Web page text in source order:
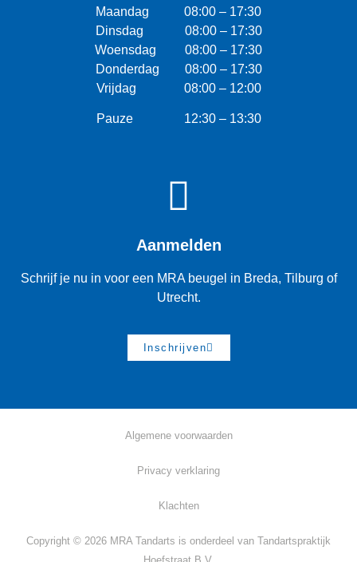
Maandag 08:00 – 17:30
Dinsdag 08:00 – 17:30
Woensdag 08:00 – 17:30
Donderdag 08:00 – 17:30
Vrijdag 08:00 – 12:00
Pauze 12:30 – 13:30
Aanmelden
Schrijf je nu in voor een MRA beugel in Breda, Tilburg of
Utrecht.
Inschrijven
Copyright © 2026 MRA Tandarts is onderdeel van Tandartspraktijk
Klachten
Privacy verklaring
Algemene voorwaarden